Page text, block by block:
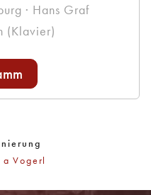
· Hans Graf
(Klavier)
a Vogerl